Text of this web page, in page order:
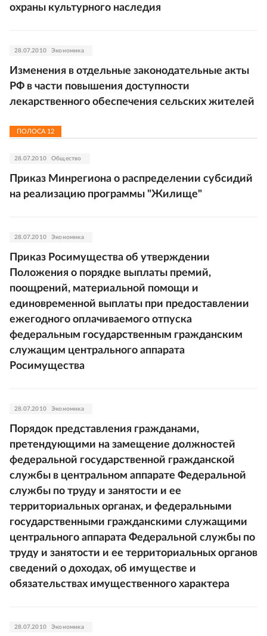
охраны культурного наследия
28.07.2010 Экономика
Изменения в отдельные законодательные акты
РФ в части повышения доступности
лекарственного обеспечения сельских жителей
ПОЛОСА 12
28.07.2010 Общество
Приказ Минрегиона о распределении субсидий
на реализацию программы "Жилище"
28.07.2010 Экономика
Приказ Росимущества об утверждении
Положения о порядке выплаты премий,
поощрений, материальной помощи и
единовременной выплаты при предоставлении
ежегодного оплачиваемого отпуска
федеральным государственным гражданским
служащим центрального аппарата
Росимущества
28.07.2010 Экономика
Порядок представления гражданами,
претендующими на замещение должностей
федеральной государственной гражданской
службы в центральном аппарате Федеральной
службы по труду и занятости и ее
территориальных органах, и федеральными
государственными гражданскими служащими
центрального аппарата Федеральной службы по
труду и занятости и ее территориальных органов
сведений о доходах, об имуществе и
обязательствах имущественного характера
28.07.2010 Экономика